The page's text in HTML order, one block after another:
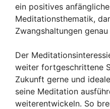
ein positives
Meditationsthematik,
Zwangshaltungen
Der
weiter fortgeschrittene
Zukunft gerne und
seine Meditation
weiterentwickeln. So